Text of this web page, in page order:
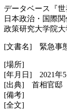
データベース『
日本政治・国際
政策研究大学院
[文書名] 緊急事
[場所]
[年月日] 2021年5
[出典] 首相官邸
[備考]
[全文]